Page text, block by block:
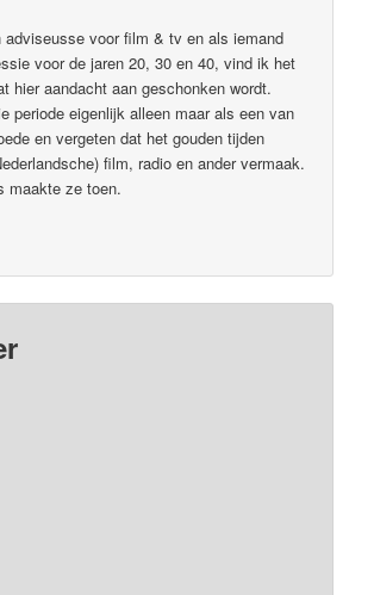
voor film & tv en als iemand
voor de jaren 20, 30 en 40, vind ik het
hier aandacht aan geschonken wordt.
periode eigenlijk alleen maar als een van
en vergeten dat het gouden tijden
film, radio en ander vermaak.
maakte ze toen.